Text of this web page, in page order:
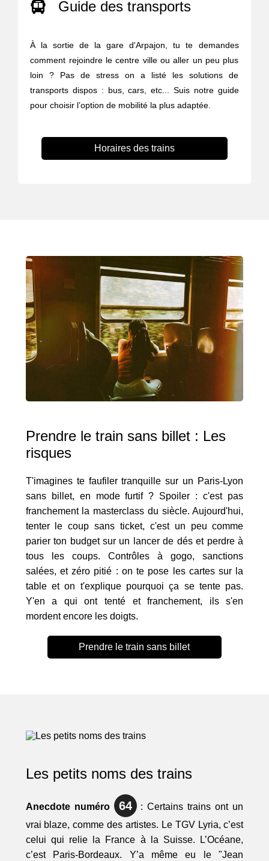
Guide des transports
À la sortie de la gare d'Arpajon, tu te demandes
comment rejoindre le centre ville ou aller un peu plus
loin ? Pas de stress on a listé les solutions de
transports dispos : bus, cars, etc... Suis notre guide
pour choisir l’option de mobilité la plus adaptée.
Horaires des trains
Prendre le train sans billet : Les
risques
T'imagines te faufiler tranquille sur un Paris-Lyon
sans billet, en mode furtif ? Spoiler : c'est pas
franchement la masterclass du siècle. Aujourd'hui,
tenter le coup sans ticket, c'est un peu comme
parier ton budget sur un lancer de dés et perdre à
tous les coups. Contrôles à gogo, sanctions
salées, et zéro pitié : on te pose les cartes sur la
table et on t'explique pourquoi ça se tente pas.
Y'en a qui ont tenté et franchement, ils s'en
mordent encore les doigts.
Prendre le train sans billet
Les petits noms des trains
Anecdote numéro 64 : Certains trains ont un
vrai blaze, comme des artistes. Le TGV Lyria, c’est
celui qui relie la France à la Suisse. L’Océane,
c’est Paris-Bordeaux. Y’a même eu le "Jean